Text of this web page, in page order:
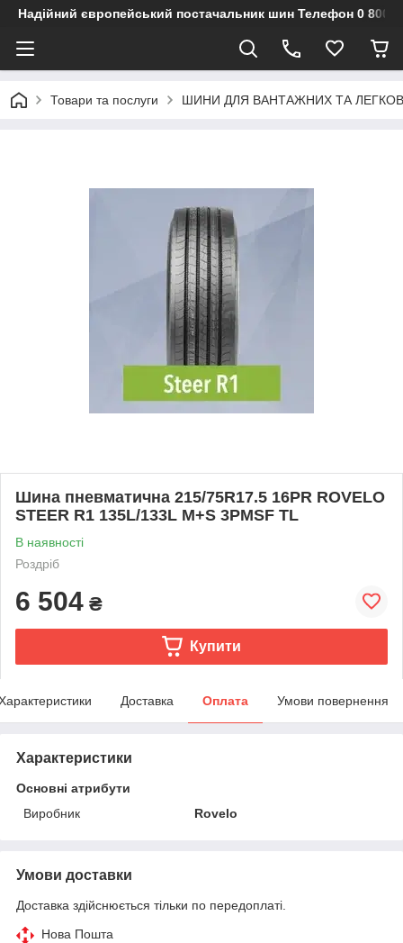
Надійний європейський постачальник шин Телефон 0 800
Товари та послуги ШИНИ ДЛЯ ВАНТАЖНИХ ТА
Шина пневматична 215/75R17.5 16PR ROVELO
STEER R1 135L/133L M+S 3PMSF TL
В наявності
Роздріб
6 504 ₴
Купити
Доставка Оплата Умови повернення
Характеристики
Основні атрибути
Виробник
Rovelo
Умови доставки
Доставка здійснюється тільки по передоплаті.
Нова Пошта